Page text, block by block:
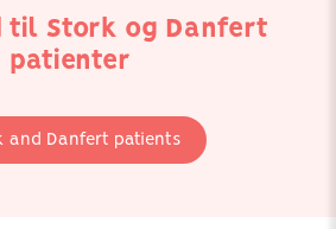
til Stork og Danfert
patienter
and Danfert patients